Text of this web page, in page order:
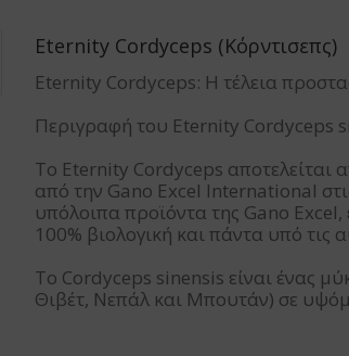
Eternity Cordyceps (Κόρντισεπς)
Eternity Cordyceps: Η τέλεια
Περιγραφή του Eternity Cordyceps
To Eternity Cordyceps αποτελείται
από την Gano Excel International
υπόλοιπα προϊόντα της Gano Excel,
100% βιολογική και πάντα υπό
Το Cordyceps sinensis είναι ένας
Θιβέτ, Νεπάλ και Μπουτάν) σε